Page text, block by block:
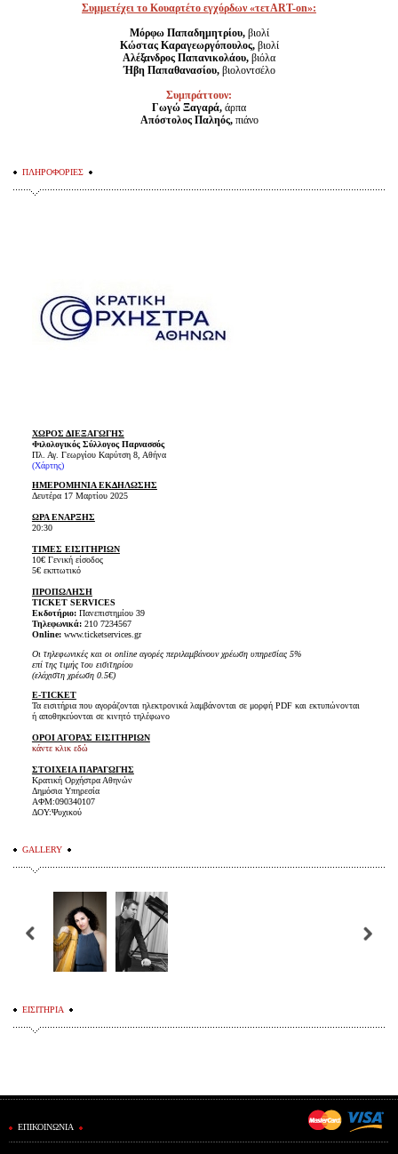
Συμμετέχει το Κουαρτέτο εγχόρδων «τετART-on»:
Μόρφω Παπαδηµητρίου,βιολί
Κώστας Καραγεωργόπουλος,βιολί
Αλέξανδρος Παπανικολάου, βιόλα
Ήβη Παπαθανασίου,βιολοντσέλο
Συμπράττουν:
Γωγώ Ξαγαρά, άρπα
Απόστολος Παληός,πιάνο
ΠΛΗΡΟΦΟΡΙΕΣ
ΧΩΡΟΣ ΔΙΕΞΑΓΩΓΗΣ
Φιλολογικός Σύλλογος Παρνασσός
Πλ. Αγ. Γεωργίου Καρύτση 8, Αθήνα
(Χάρτης)
ΗΜΕΡΟΜΗΝΙΑ ΕΚΔΗΛΩΣΗΣ
Δευτέρα 17 Μαρτίου 2025
ΩΡΑ ΕΝΑΡΞΗΣ
20:30
ΤΙΜΕΣ ΕΙΣΙΤΗΡΙΩΝ
10€ Γενική είσοδος
5€ εκπτωτικό
ΠΡΟΠΩΛΗΣΗ
TICKET SERVICES
Εκδοτήριο:Πανεπιστημίου 39
Τηλεφωνικά:210 7234567
Online:www.ticketservices.gr
Οι τηλεφωνικές και οι online αγορές περιλαμβάνουν χρέωση υπηρεσίας 5%
επί της τιμής του εισιτηρίου
(ελάχιστη χρέωση 0.5€)
E-TICKET
Τα εισιτήρια που αγοράζονται ηλεκτρονικά λαμβάνονται σε μορφή PDF και εκτυπώνονται
ή αποθηκεύονται σε κινητό τηλέφωνο
ΟΡΟΙ ΑΓΟΡΑΣ ΕΙΣΙΤΗΡΙΩΝ
κάντε κλικ εδώ
ΣΤΟΙΧΕΙΑ ΠΑΡΑΓΩΓΗΣ
Κρατική Ορχήστρα Αθηνών
Δημόσια Υπηρεσία
ΑΦΜ:090340107
ΔΟΥ:Ψυχικού
GALLERY
ΕΙΣΙΤΗΡΙΑ
ΕΠΙΚΟΙΝΩΝΙΑ